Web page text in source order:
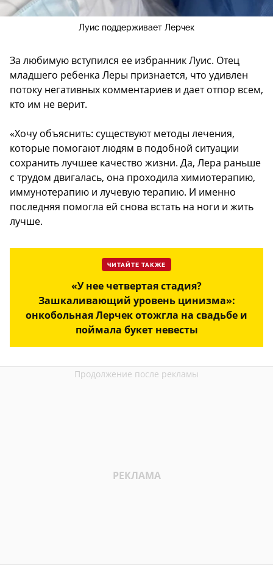
Луис поддерживает Лерчек
За любимую вступился ее избранник Луис. Отец
младшего ребенка Леры признается, что удивлен
потоку негативных комментариев и дает отпор всем,
кто им не верит.
«Хочу объяснить: существуют методы лечения,
которые помогают людям в подобной ситуации
сохранить лучшее качество жизни. Да, Лера раньше
с трудом двигалась, она проходила химиотерапию,
иммунотерапию и лучевую терапию. И именно
последняя помогла ей снова встать на ноги и жить
лучше.
ЧИТАЙТЕ ТАКЖЕ
«У нее четвертая стадия?
Зашкаливающий уровень цинизма»:
онкобольная Лерчек отожгла на свадьбе и
поймала букет невесты